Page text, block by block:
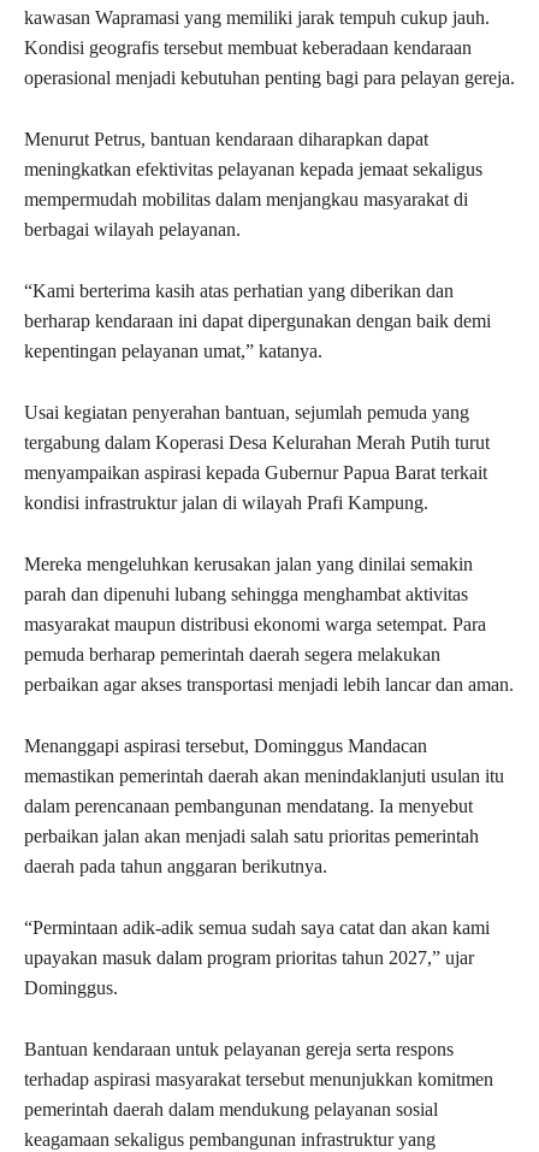
kawasan Wapramasi yang memiliki jarak tempuh cukup jauh.
Kondisi geografis tersebut membuat keberadaan kendaraan
operasional menjadi kebutuhan penting bagi para pelayan gereja.
Menurut Petrus, bantuan kendaraan diharapkan dapat
meningkatkan efektivitas pelayanan kepada jemaat sekaligus
mempermudah mobilitas dalam menjangkau masyarakat di
berbagai wilayah pelayanan.
“Kami berterima kasih atas perhatian yang diberikan dan
berharap kendaraan ini dapat dipergunakan dengan baik demi
kepentingan pelayanan umat,” katanya.
Usai kegiatan penyerahan bantuan, sejumlah pemuda yang
tergabung dalam Koperasi Desa Kelurahan Merah Putih turut
menyampaikan aspirasi kepada Gubernur Papua Barat terkait
kondisi infrastruktur jalan di wilayah Prafi Kampung.
Mereka mengeluhkan kerusakan jalan yang dinilai semakin
parah dan dipenuhi lubang sehingga menghambat aktivitas
masyarakat maupun distribusi ekonomi warga setempat. Para
pemuda berharap pemerintah daerah segera melakukan
perbaikan agar akses transportasi menjadi lebih lancar dan aman.
Menanggapi aspirasi tersebut, Dominggus Mandacan
memastikan pemerintah daerah akan menindaklanjuti usulan itu
dalam perencanaan pembangunan mendatang. Ia menyebut
perbaikan jalan akan menjadi salah satu prioritas pemerintah
daerah pada tahun anggaran berikutnya.
“Permintaan adik-adik semua sudah saya catat dan akan kami
upayakan masuk dalam program prioritas tahun 2027,” ujar
Dominggus.
Bantuan kendaraan untuk pelayanan gereja serta respons
terhadap aspirasi masyarakat tersebut menunjukkan komitmen
pemerintah daerah dalam mendukung pelayanan sosial
keagamaan sekaligus pembangunan infrastruktur yang